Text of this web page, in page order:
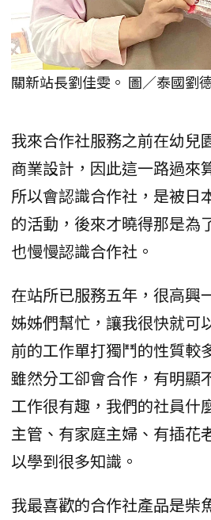
關新站長劉佳雯。 圖／泰國劉
我來合作社服務之前在幼兒
商業設計，因此這一路過來
所以會認識合作社，是被日
的活動，後來才曉得那是為
也慢慢認識合作社。
在站所已服務五年，很高興
姊姊們幫忙，讓我很快就可
前的工作單打獨鬥的性質較
雖然分工卻會合作，有明顯
工作很有趣，我們的社員什
主管、有家庭主婦、有插花
以學到很多知識。
我最喜歡的合作社產品是柴